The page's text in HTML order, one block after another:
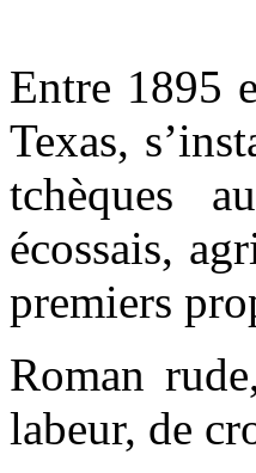
Entre 1895
Texas,
tchèques
écossais,
premiers
Roman
labeur, de